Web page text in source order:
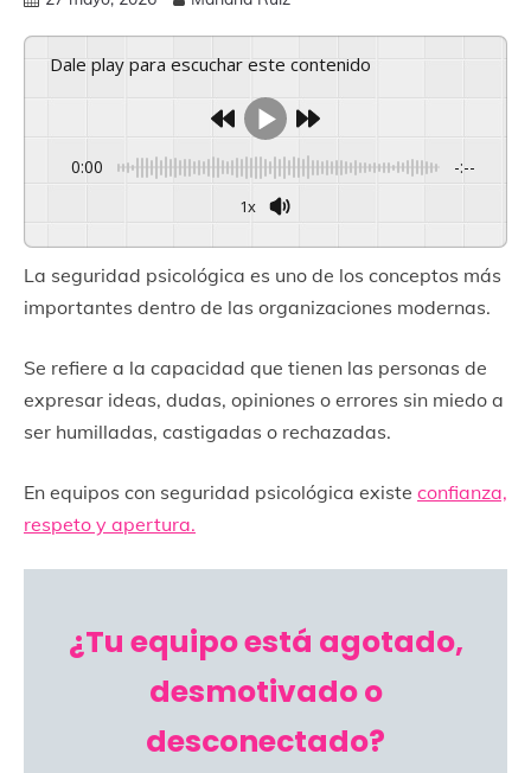
Dale play para escuchar este contenido
0:00 -:--
1x
La seguridad psicológica es uno de los conceptos más
importantes dentro de las organizaciones modernas.
Se refiere a la capacidad que tienen las personas de
expresar ideas, dudas, opiniones o errores sin miedo a
ser humilladas, castigadas o rechazadas.
En equipos con seguridad psicológica existe confianza,
respeto y apertura.
¿Tu equipo está agotado,
desmotivado o
desconectado?